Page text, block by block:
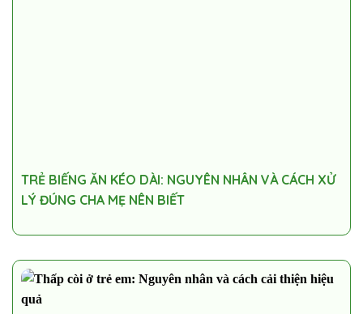
TRẺ BIẾNG ĂN KÉO DÀI: NGUYÊN NHÂN VÀ CÁCH XỬ
LÝ ĐÚNG CHA MẸ NÊN BIẾT